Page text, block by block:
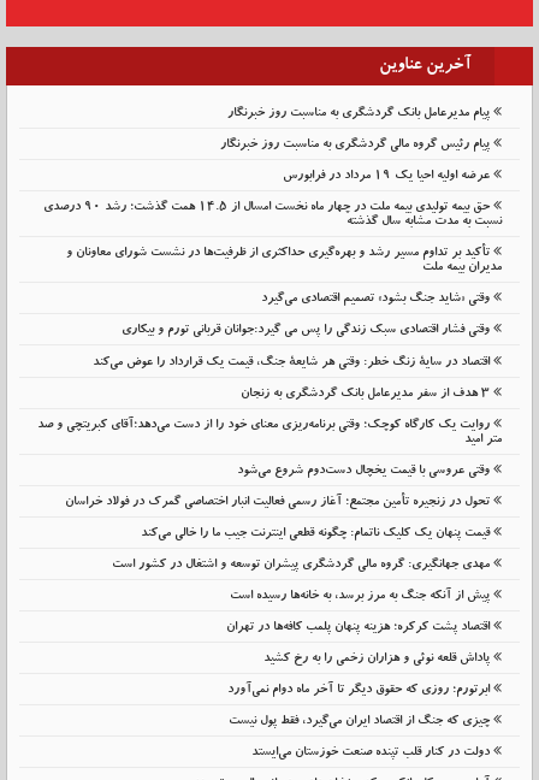
آخرین عناوین
پیام مدیرعامل بانک گردشگری به مناسبت روز خبرنگار
پیام رئیس گروه مالی گردشگری به مناسبت روز خبرنگار
عرضه اولیه احیا یک ۱۹ مرداد در فرابورس
حق بیمه تولیدی بیمه ملت در چهار ماه نخست امسال از 14.5 همت گذشت؛ رشد 90 درصدی
نسبت به مدت مشابه سال گذشته
تأکید بر تداوم مسیر رشد و بهره‌گیری حداکثری از ظرفیت‌ها در نشست شورای معاونان و
مدیران بیمه ملت
وقتی «شاید جنگ بشود» تصمیم اقتصادی می‌گیرد
وقتی فشار اقتصادی سبک زندگی را پس می گیرد:جوانان قربانی تورم و بیکاری
اقتصاد در سایهٔ زنگ خطر: وقتی هر شایعهٔ جنگ، قیمت یک قرارداد را عوض می‌کند
۳ هدف از سفر مدیرعامل بانک گردشگری به زنجان
روایت یک کارگاه کوچک؛ وقتی برنامه‌ریزی معنای خود را از دست می‌دهد؛آقای کبریتچی و صد
متر امید
وقتی عروسی با قیمت یخچال دست‌دوم شروع می‌شود
تحول در زنجیره تأمین مجتمع؛ آغاز رسمی فعالیت انبار اختصاصی گمرک در فولاد خراسان
قیمت پنهان یک کلیک ناتمام: چگونه قطعی اینترنت جیب ما را خالی می‌کند
مهدی جهانگیری: گروه مالی گردشگری پیشران توسعه و اشتغال در کشور است
پیش از آنکه جنگ به مرز برسد، به خانه‌ها رسیده است
اقتصاد پشت کرکره؛ هزینه پنهان پلمب کافه‌ها در تهران
پاداش قلعه نوئی و هزاران زخمی را به رخ کشید
ابرتورم؛ روزی که حقوق دیگر تا آخر ماه دوام نمی‌آورد
چیزی که جنگ از اقتصاد ایران می‌گیرد، فقط پول نیست
دولت در کنار قلب تپنده صنعت خوزستان می‌ایستد